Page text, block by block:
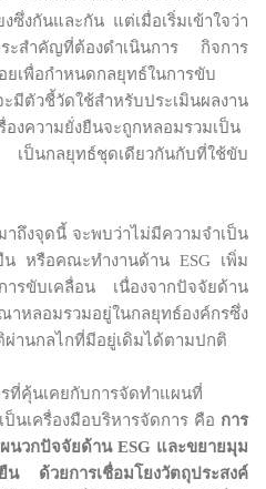
ซึ่งกันและกัน แต่เมื่อเริ่มเข้าใจว่า
ระสำคัญที่ต้องดำเนินการ กิจการ
เพื่อกำหนดกลยุทธ์ในการขับ
มีตัวชี้วัดใช้สำหรับประเมินผลงาน
องความยั่งยืนจะถูกหลอมรวมเป็น
ป็นกลยุทธ์ชุดเดียวกันกับที่ใช้ขับ
าถึงจุดนี้ จะพบว่าไม่มีความจำเป็น
น หรือคณะทำงานด้าน ESG เพิ่ม
ารขับเคลื่อน เนื่องจากปัจจัยด้าน
อมรวมอยู่ในกลยุทธ์องค์กรซึ่ง
านกลไกที่มีอยู่เดิมได้ตามปกติ
ที่คุ้นเคยกับการจัดทำแผนที่
ป็นเครื่องมือบริหารจัดการ คือ การ
นวกปัจจัยด้าน ESG และขยายมุม
น ด้วยการเชื่อมโยงวัตถุประสงค์